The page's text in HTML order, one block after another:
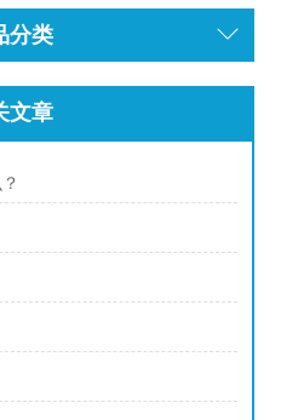
分类
文章